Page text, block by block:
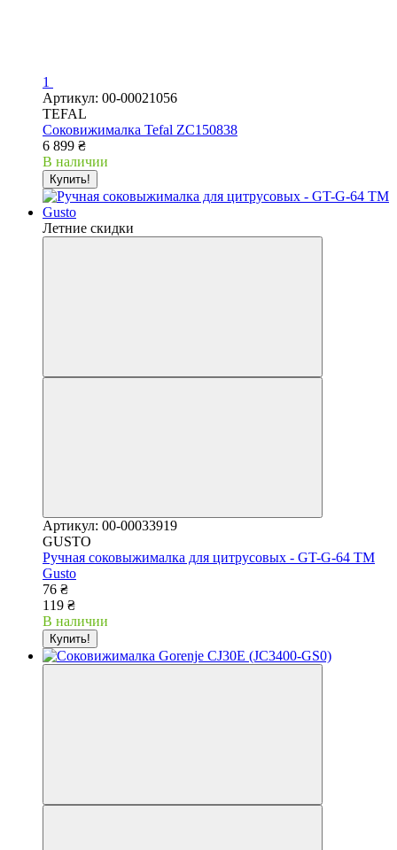
1
Артикул: 00-00021056
TEFAL
Соковижималка Tefal ZC150838
6 899 ₴
В наличии
Купить!
Летние скидки
Артикул: 00-00033919
GUSTO
Ручная соковыжималка для цитрусовых - GT-G-64 TM
Gusto
76 ₴
119 ₴
В наличии
Купить!